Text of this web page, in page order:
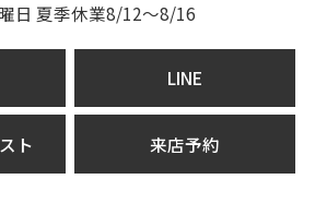
日 夏季休業8/12～8/16
LINE
ト 来店予約